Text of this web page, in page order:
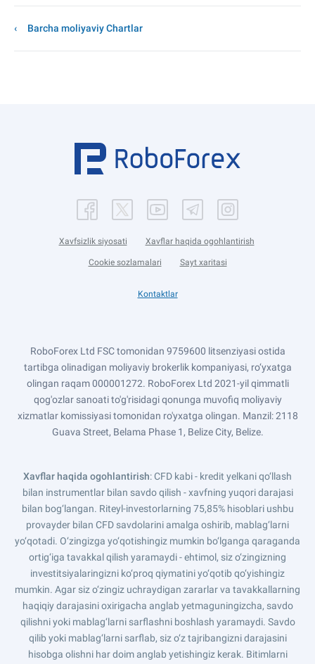
Barcha moliyaviy Chartlar
Xavfsizlik siyosati Xavflar haqida ogohlantirish
Cookie sozlamalari Sayt xaritasi
Kontaktlar
RoboForex Ltd FSC tomonidan 9759600 litsenziyasi ostida
tartibga olinadigan moliyaviy brokerlik kompaniyasi, ro‘yxatga
olingan raqam 000001272. RoboForex Ltd 2021-yil qimmatli
qog'ozlar sanoati to'g'risidagi qonunga muvofiq moliyaviy
xizmatlar komissiyasi tomonidan ro'yxatga olingan. Manzil: 2118
Guava Street, Belama Phase 1, Belize City, Belize.
Xavflar haqida ogohlantirish: CFD kabi - kredit yelkani qo‘llash
bilan instrumentlar bilan savdo qilish - xavfning yuqori darajasi
bilan bog‘langan. Riteyl-investorlarning 75,85% hisoblari ushbu
provayder bilan CFD savdolarini amalga oshirib, mablag‘larni
yo‘qotadi. O‘zingizga yo‘qotishingiz mumkin bo‘lganga qaraganda
ortig‘iga tavakkal qilish yaramaydi - ehtimol, siz o‘zingizning
investitsiyalaringizni ko‘proq qiymatini yo‘qotib qo‘yishingiz
mumkin. Agar siz o‘zingiz uchraydigan zararlar va tavakkallarning
haqiqiy darajasini oxirigacha anglab yetmaguningizcha, savdo
qilishni yoki mablag‘larni sarflashni boshlash yaramaydi. Savdo
qilib yoki mablag‘larni sarflab, siz o‘z tajribangizni darajasini
hisobga olishni har doim anglab yetishingiz kerak. Bitimlarni